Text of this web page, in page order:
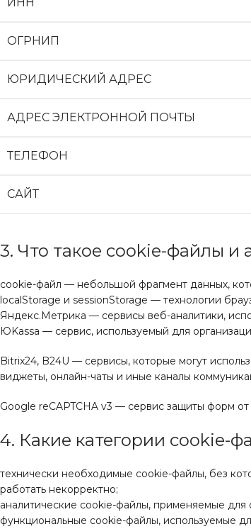
ОГРНИП
ЮРИДИЧЕСКИЙ АДРЕС
АДРЕС ЭЛЕКТРОННОЙ ПОЧТЫ
ТЕЛЕФОН
САЙТ
3. Что такое cookie-файлы и
cookie-файл — небольшой фрагмент данных,
localStorage и sessionStorage — технологии
Яндекс.Метрика — сервисы веб-аналитики,
ЮKassa — сервис, используемый для
Bitrix24, B24U — сервисы, которые могут
виджеты, онлайн-чаты и иные каналы
Google reCAPTCHA v3 — сервис защиты форм
4. Какие категории cookie-
технически необходимые cookie-файлы, без
работать некорректно;
аналитические cookie-файлы, применяемые для
функциональные cookie-файлы, используемые